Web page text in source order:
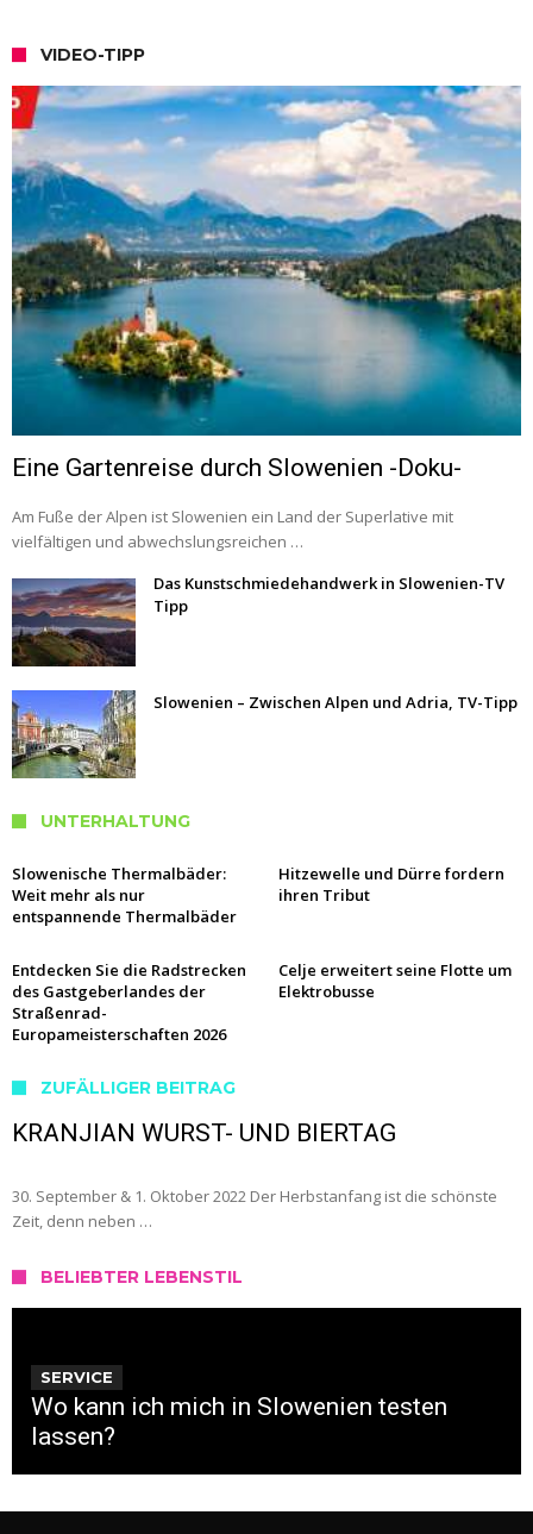
VIDEO-TIPP
Eine Gartenreise durch Slowenien -Doku-
Am Fuße der Alpen ist Slowenien ein Land der Superlative mit
vielfältigen und abwechslungsreichen …
Das Kunstschmiedehandwerk in Slowenien-TV
Tipp
Slowenien – Zwischen Alpen und Adria, TV-Tipp
UNTERHALTUNG
Slowenische Thermalbäder:
Weit mehr als nur
entspannende Thermalbäder
Hitzewelle und Dürre fordern
ihren Tribut
Entdecken Sie die Radstrecken
des Gastgeberlandes der
Straßenrad-
Europameisterschaften 2026
Celje erweitert seine Flotte um
Elektrobusse
ZUFÄLLIGER BEITRAG
KRANJIAN WURST- UND BIERTAG
30. September & 1. Oktober 2022 Der Herbstanfang ist die schönste
Zeit, denn neben …
BELIEBTER LEBENSTIL
SERVICE
Wo kann ich mich in Slowenien testen
lassen?